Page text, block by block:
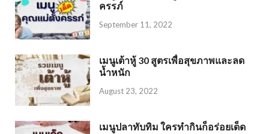
ครรภ์
September 11, 2022
เมนูเต้าหู้ 30 สูตรเพื่อสุขภาพและลด
น้ำหนัก
August 23, 2022
เมนูปลาทับทิม ใครทำกินก็อร่อยเด็ด